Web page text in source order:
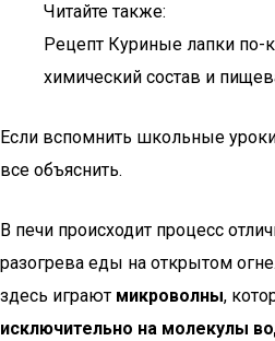
Читайте также:
Рецепт Куриные лапки по-
химический состав и
Если вспомнить школьные
все объяснить.
В печи происходит процесс
разогрева еды на открытом
здесь играют микроволны,
исключительно на молекулы